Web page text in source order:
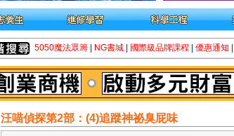
5050魔法眾籌 NG書城 國際級品牌課程 優惠通知
汪喵偵探第2部：(4)追蹤神祕臭屁味